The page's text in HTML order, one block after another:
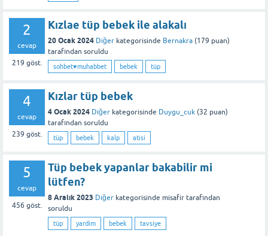
2
cevap
219 göst.
Kızlae tüp bebek ile alakalı
20 Ocak 2024 Diğer kategorisinde Bernakra (179 puan)
tarafından soruldu
sohbet♥️muhabbet bebek tüp
4
cevap
239 göst.
Kızlar tüp bebek
4 Ocak 2024 Diğer kategorisinde Duygu_cuk (32 puan)
tarafından soruldu
tüp bebek kalp atisi
5
cevap
456 göst.
Tüp bebek yapanlar bakabilir mi
lütfen?
8 Aralık 2023 Diğer kategorisinde misafir tarafından
soruldu
tüp yardim bebek tavsiye